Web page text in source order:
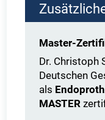
Master-
Dr. Christoph
Deutschen
als
MASTER